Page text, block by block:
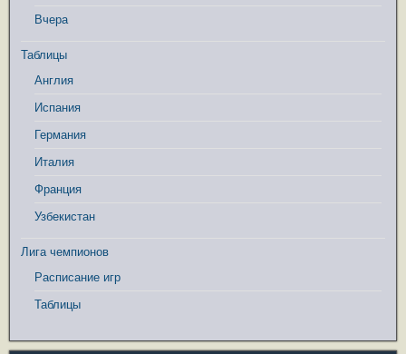
Вчера
Таблицы
Англия
Испания
Германия
Италия
Франция
Узбекистан
Лига чемпионов
Расписание игр
Таблицы